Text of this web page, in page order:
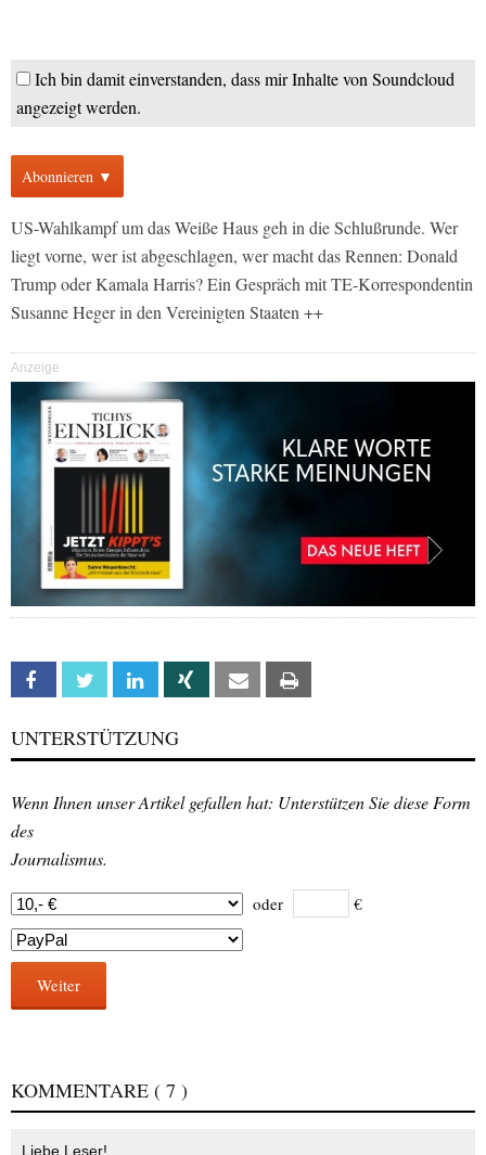
Ich bin damit einverstanden, dass mir Inhalte von Soundcloud
angezeigt werden.
Abonnieren ▼
US-Wahlkampf um das Weiße Haus geh in die Schlußrunde. Wer
liegt vorne, wer ist abgeschlagen, wer macht das Rennen: Donald
Trump oder Kamala Harris? Ein Gespräch mit TE-Korrespondentin
Susanne Heger in den Vereinigten Staaten ++
Anzeige
Facebook Twitter Linkedin Xing Email
UNTERSTÜTZUNG
Wenn Ihnen unser Artikel gefallen hat: Unterstützen Sie diese Form
des
Journalismus.
oder €
Weiter
KOMMENTARE ( 7 )
Liebe Leser!